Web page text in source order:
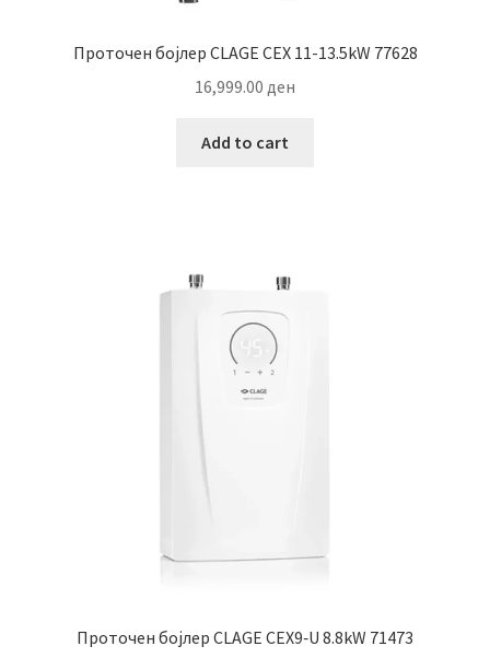
Проточен бојлер CLAGE CEX 11-13.5kW 77628
16,999.00 ден
Add to cart
Проточен бојлер CLAGE CEX9‐U 8.8kW 71473